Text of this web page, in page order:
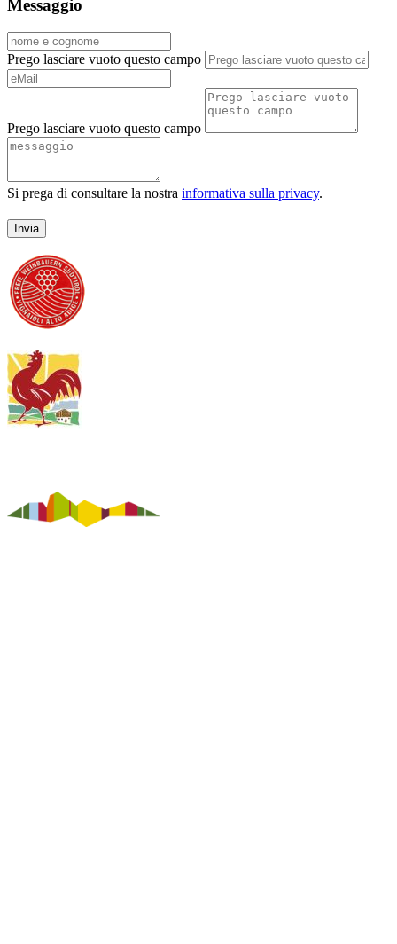
Messaggio
Prego lasciare vuoto questo campo
Prego lasciare vuoto questo campo
Si prega di consultare la nostra informativa sulla privacy.
Invia